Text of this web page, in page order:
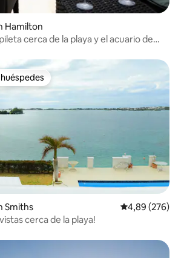
Hamilton
cerca de la playa y el acuario de
huéspedes más destacados
Smiths Calificación
4,89 (276)
cerca de la playa!